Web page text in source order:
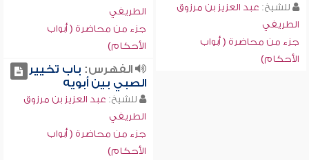
للشيخ: عبد العزيز بن مرزوق
الطريفي
جزء من محاضرة ( أبواب
الأحكام)
الطريفي
جزء من محاضرة ( أبواب
الأحكام)
الفهرس: باب تخيير
الصبي بين أبويه
للشيخ: عبد العزيز بن مرزوق
الطريفي
جزء من محاضرة ( أبواب
الأحكام)